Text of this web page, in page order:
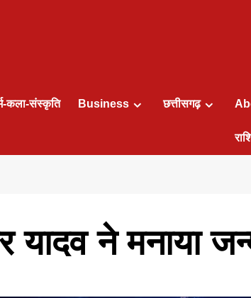
कला-संस्कृति Business छत्तीसगढ़
ने मनाया